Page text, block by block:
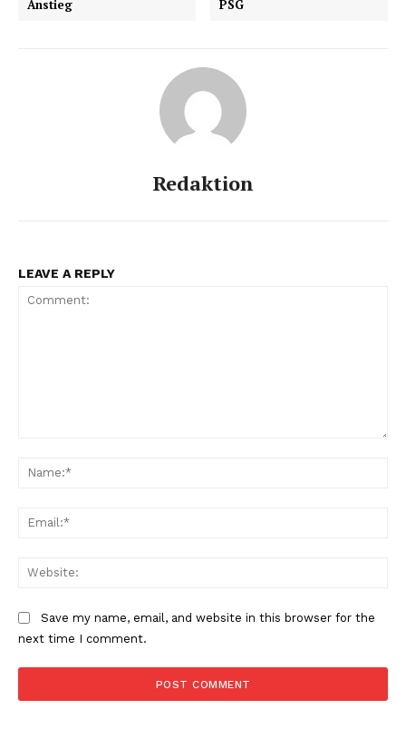
Anstieg
PSG
Redaktion
LEAVE A REPLY
Save my name, email, and website in this browser for the
next time I comment.